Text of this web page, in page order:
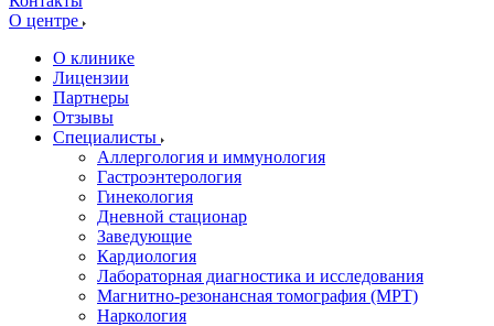
О центре
О клинике
Лицензии
Партнеры
Отзывы
Специалисты
Аллергология и иммунология
Гастроэнтерология
Гинекология
Дневной стационар
Заведующие
Кардиология
Лабораторная диагностика и исследования
Магнитно-резонансная томография (МРТ)
Наркология